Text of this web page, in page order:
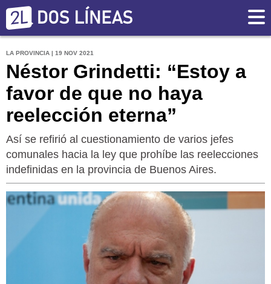
LA PROVINCIA | 19 NOV 2021
Néstor Grindetti: “Estoy a
favor de que no haya
reelección eterna”
Así se refirió al cuestionamiento de varios jefes
comunales hacia la ley que prohíbe las reelecciones
indefinidas en la provincia de Buenos Aires.